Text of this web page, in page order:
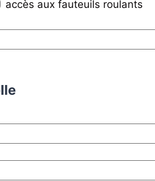
accès aux fauteuils roulants